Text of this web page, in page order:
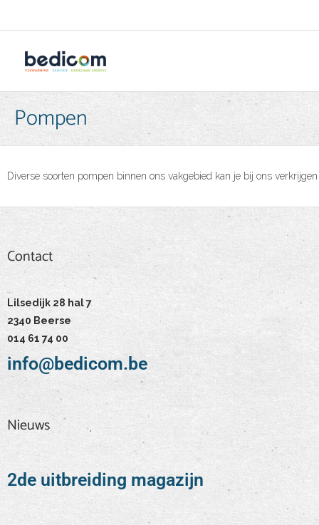
Pompen
Diverse soorten pompen binnen ons vakgebied kan je bij ons
Contact
Lilsedijk 28 hal 7
2340 Beerse
014 61 74 00
info@bedicom.be
Nieuws
2de uitbreiding magazijn